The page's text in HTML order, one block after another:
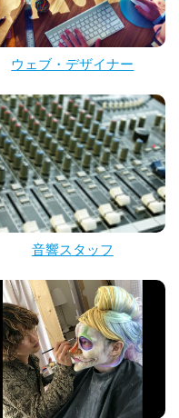
ウェブ・デザイナー
音響スタッフ